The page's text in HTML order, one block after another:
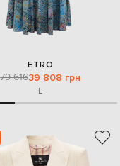
ETRO
79 61639 808 грн
L